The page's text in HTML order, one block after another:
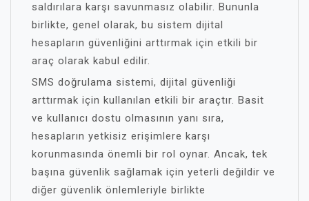
saldırılara karşı savunmasız olabilir. Bununla
birlikte, genel olarak, bu sistem dijital
hesapların güvenliğini arttırmak için etkili bir
araç olarak kabul edilir.
SMS doğrulama sistemi, dijital güvenliği
arttırmak için kullanılan etkili bir araçtır. Basit
ve kullanıcı dostu olmasının yanı sıra,
hesapların yetkisiz erişimlere karşı
korunmasında önemli bir rol oynar. Ancak, tek
başına güvenlik sağlamak için yeterli değildir ve
diğer güvenlik önlemleriyle birlikte